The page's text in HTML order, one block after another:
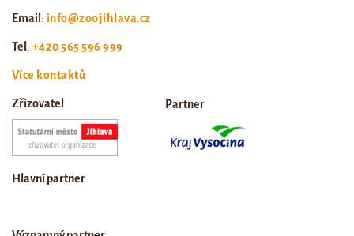
Email : info@zoojihlava.cz
Tel : +420 565 596 999
Více kontaktů
Zřizovatel Partner
Hlavní partner